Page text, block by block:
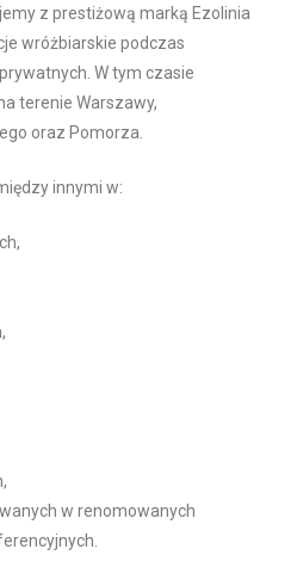
z prestiżową marką Ezolinia
wróżbiarskie podczas
W tym czasie
terenie Warszawy,
oraz Pomorza.
innymi w:
w renomowanych